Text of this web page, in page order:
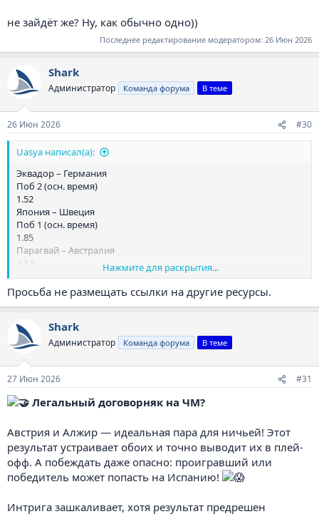
не зайдёт же? Ну, как обычно одно))
Последнее редактирование модератором: 26 Июн 2026
Shark
Администратор Команда форума В теме
26 Июн 2026 #30
Uasya написал(а):
Эквадор – Германия
Поб 2 (осн. время)
1.52
Япония – Швеция
Поб 1 (осн. время)
1.85
Парагвай – Австралия
> 1.5
1.63
Турция – США
> 2.5
Кюрасао – Кот-д'Ивуар
Поб 2 (осн. время)
1.15
Тунис – Нидерланды
> 2.5
не зайдёт же? Ну, как обычно одно))
Нажмите для раскрытия...
Просьба не размещать ссылки на другие ресурсы.
Shark
Администратор Команда форума В теме
27 Июн 2026 #31
Легальный договорняк на ЧМ?
Австрия и Алжир — идеальная пара для ничьей! Этот
результат устраивает обоих и точно выводит их в плей-
офф. А побеждать даже опасно: проигравший или
победитель может попасть на Испанию!
Интрига зашкаливает, хотя результат предрешен